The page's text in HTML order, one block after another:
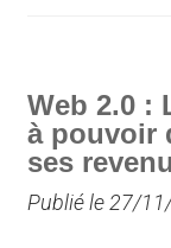
Web 2.0 :
à pouvoir
ses
Publié le 27/